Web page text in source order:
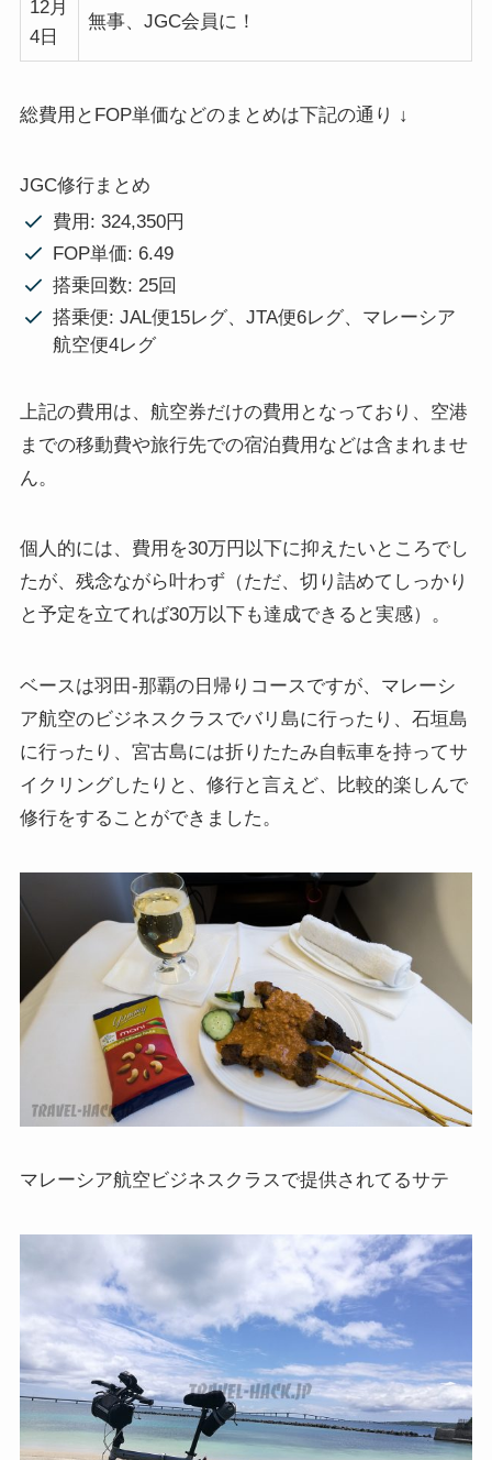
12月
4日
無事、JGC会員に！
総費用とFOP単価などのまとめは下記の通り ↓
JGC修行まとめ
費用: 324,350円
FOP単価: 6.49
搭乗回数: 25回
搭乗便: JAL便15レグ、JTA便6レグ、マレーシア
航空便4レグ
上記の費用は、航空券だけの費用となっており、空港
までの移動費や旅行先での宿泊費用などは含まれませ
ん。
個人的には、費用を30万円以下に抑えたいところでし
たが、残念ながら叶わず（ただ、切り詰めてしっかり
と予定を立てれば30万以下も達成できると実感）。
ベースは羽田-那覇の日帰りコース ですが、 マレーシ
ア航空のビジネスクラスでバリ島に行ったり、石垣島
に行ったり、宮古島には折りたたみ自転車を持ってサ
イクリングしたりと、修行と言えど、比較的楽しんで
修行をすることができました。
マレーシア航空ビジネスクラスで提供されてるサテ